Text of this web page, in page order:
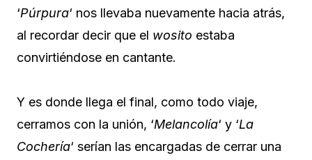
‘Púrpura‘ nos llevaba nuevamente hacia atrás,
al recordar decir que el wosito estaba
convirtiéndose en cantante.
Y es donde llega el final, como todo viaje,
cerramos con la unión, ‘Melancolía‘ y ‘La
Cochería‘ serían las encargadas de cerrar una